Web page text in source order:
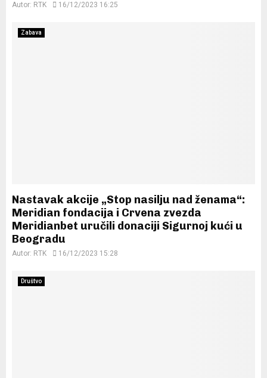
Autor: RTK 16/12/2023 16:25
Zabava
Nastavak akcije „Stop nasilju nad ženama“:
Meridian fondacija i Crvena zvezda
Meridianbet uručili donaciji Sigurnoj kući u
Beogradu
Autor: RTK 16/12/2023 15:28
Društvo